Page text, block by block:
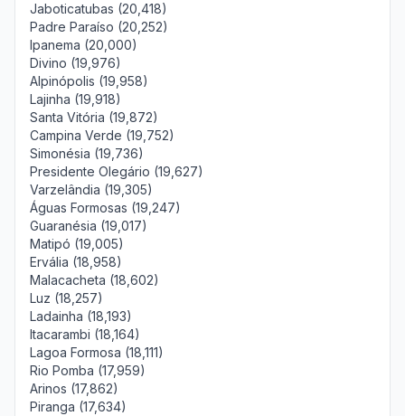
Jaboticatubas (20,418)
Padre Paraíso (20,252)
Ipanema (20,000)
Divino (19,976)
Alpinópolis (19,958)
Lajinha (19,918)
Santa Vitória (19,872)
Campina Verde (19,752)
Simonésia (19,736)
Presidente Olegário (19,627)
Varzelândia (19,305)
Águas Formosas (19,247)
Guaranésia (19,017)
Matipó (19,005)
Ervália (18,958)
Malacacheta (18,602)
Luz (18,257)
Ladainha (18,193)
Itacarambi (18,164)
Lagoa Formosa (18,111)
Rio Pomba (17,959)
Arinos (17,862)
Piranga (17,634)